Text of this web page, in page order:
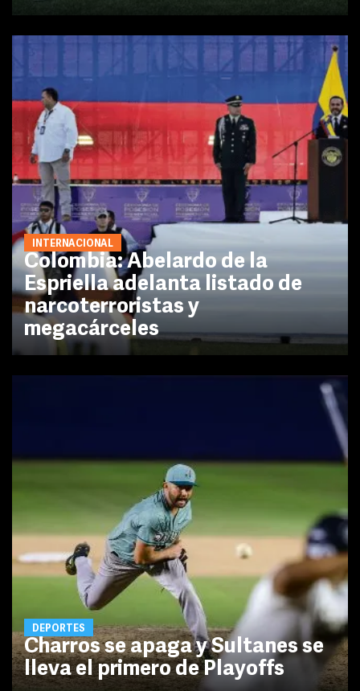
INTERNACIONAL
Colombia: Abelardo de la
Espriella adelanta listado de
narcoterroristas y
megacárceles
DEPORTES
Charros se apaga y Sultanes se
lleva el primero de Playoffs